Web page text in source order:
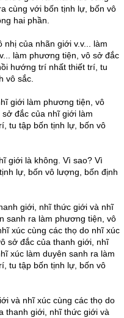
cùng với bốn tịnh lự, bốn vô
hai phần.
nhị của nhãn giới v.v... làm
làm phương tiện, vô sở đắc
hướng trí nhất thiết trí, tu
vô sắc.
giới làm phương tiện, vô
đắc của nhĩ giới làm
tu tập bốn tịnh lự, bốn vô
giới là không. Vì sao? Vì
lự, bốn vô lượng, bốn định
giới, nhĩ thức giới và nhĩ
sanh ra làm phương tiện, vô
xúc cùng các thọ do nhĩ xúc
sở đắc của thanh giới, nhĩ
xúc làm duyên sanh ra làm
tu tập bốn tịnh lự, bốn vô
và nhĩ xúc cùng các thọ do
thanh giới, nhĩ thức giới và